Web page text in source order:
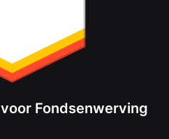
Fondsenwerving